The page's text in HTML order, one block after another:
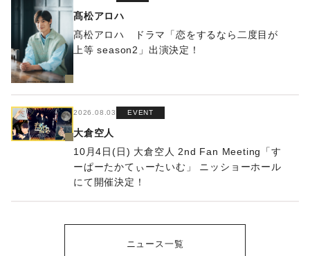
髙松アロハ
髙松アロハ ドラマ「恋をするなら二度目が
上等 season2」出演決定！
2026.08.03 EVENT
大倉空人
10月4日(日) 大倉空人 2nd Fan Meeting「す
ーぱーたかてぃーたいむ」 ニッショーホール
にて開催決定！
ニュース一覧